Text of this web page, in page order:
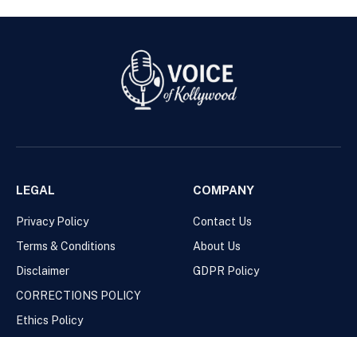
LEGAL
Privacy Policy
Terms & Conditions
Disclaimer
CORRECTIONS POLICY
Ethics Policy
COMPANY
Contact Us
About Us
GDPR Policy